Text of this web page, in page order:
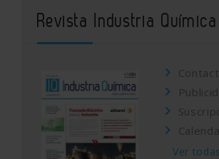
Revista Industria Química
Ver